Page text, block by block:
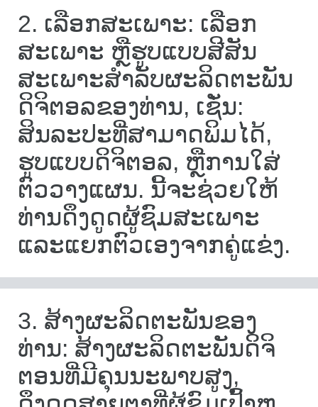
2. ເລືອກສະເພາະ: ເລືອກ
ສະເພາະ ຫຼືຮູບແບບສີສັນ
ສະເພາະສຳລັບຜະລິດຕະພັນ
ດິຈິຕອລຂອງທ່ານ, ເຊັ່ນ:
ສິນລະປະທີ່ສາມາດພິມໄດ້,
ຮູບແບບດິຈິຕອລ, ຫຼືການໃສ່
ຕົວວາງແຜນ. ນີ້ຈະຊ່ວຍໃຫ້
ທ່ານດຶງດູດຜູ້ຊົມສະເພາະ
ແລະແຍກຕົວເອງຈາກຄູ່ແຂ່ງ.
3. ສ້າງຜະລິດຕະພັນຂອງ
ທ່ານ: ສ້າງຜະລິດຕະພັນດິຈິ
ຕອນທີ່ມີຄຸນນະພາບສູງ,